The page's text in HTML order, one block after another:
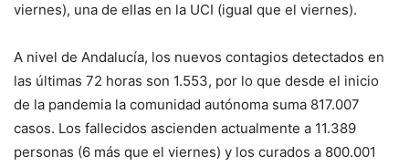
viernes), una de ellas en la UCI (igual que el viernes).
A nivel de Andalucía, los nuevos contagios detectados en
las últimas 72 horas son 1.553, por lo que desde el inicio
de la pandemia la comunidad autónoma suma 817.007
casos. Los fallecidos ascienden actualmente a 11.389
personas (6 más que el viernes) y los curados a 800.001